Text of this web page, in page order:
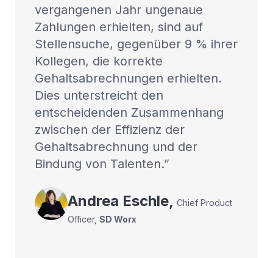
vergangenen Jahr ungenaue
Zahlungen erhielten, sind auf
Stellensuche, gegenüber 9 % ihrer
Kollegen, die korrekte
Gehaltsabrechnungen erhielten.
Dies unterstreicht den
entscheidenden Zusammenhang
zwischen der Effizienz der
Gehaltsabrechnung und der
Bindung von Talenten.
Andrea Eschle, Chief Product
Officer, SD Worx